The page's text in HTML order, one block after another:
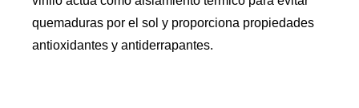
quemaduras por el sol y proporciona propiedades
antioxidantes y antiderrapantes.